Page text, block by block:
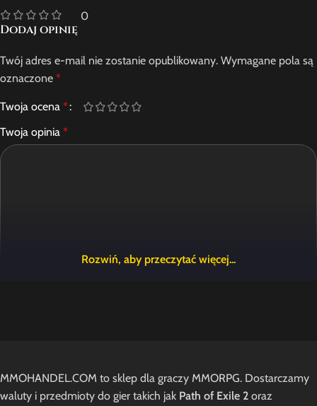
0
Dodaj opinię
Twój adres e-mail nie zostanie opublikowany. Wymagane pola są
oznaczone *
Twoja ocena *
Twoja opinia *
MMOHANDEL.COM to sklep dla graczy MMORPG. Dostarczamy
waluty i przedmioty do gier takich jak Path of Exile 2 oraz